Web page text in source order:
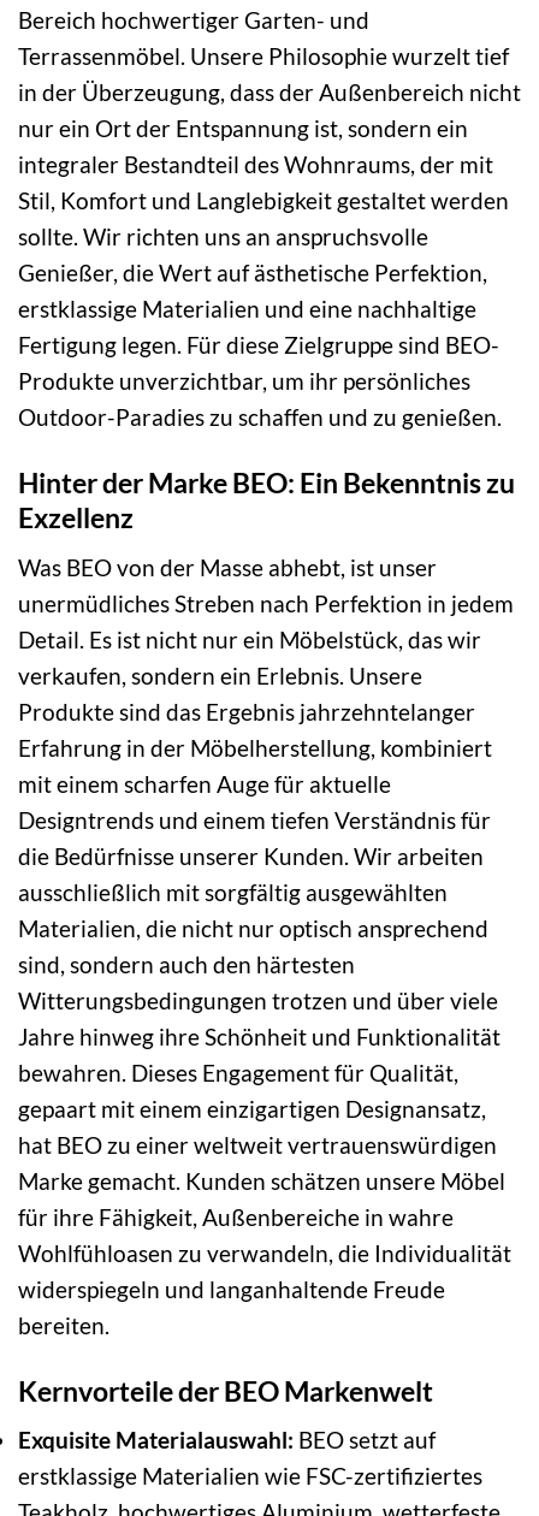
Bereich hochwertiger Garten- und
Terrassenmöbel. Unsere Philosophie wurzelt tief
in der Überzeugung, dass der Außenbereich nicht
nur ein Ort der Entspannung ist, sondern ein
integraler Bestandteil des Wohnraums, der mit
Stil, Komfort und Langlebigkeit gestaltet werden
sollte. Wir richten uns an anspruchsvolle
Genießer, die Wert auf ästhetische Perfektion,
erstklassige Materialien und eine nachhaltige
Fertigung legen. Für diese Zielgruppe sind BEO-
Produkte unverzichtbar, um ihr persönliches
Outdoor-Paradies zu schaffen und zu genießen.
Hinter der Marke BEO: Ein Bekenntnis zu
Exzellenz
Was BEO von der Masse abhebt, ist unser
unermüdliches Streben nach Perfektion in jedem
Detail. Es ist nicht nur ein Möbelstück, das wir
verkaufen, sondern ein Erlebnis. Unsere
Produkte sind das Ergebnis jahrzehntelanger
Erfahrung in der Möbelherstellung, kombiniert
mit einem scharfen Auge für aktuelle
Designtrends und einem tiefen Verständnis für
die Bedürfnisse unserer Kunden. Wir arbeiten
ausschließlich mit sorgfältig ausgewählten
Materialien, die nicht nur optisch ansprechend
sind, sondern auch den härtesten
Witterungsbedingungen trotzen und über viele
Jahre hinweg ihre Schönheit und Funktionalität
bewahren. Dieses Engagement für Qualität,
gepaart mit einem einzigartigen Designansatz,
hat BEO zu einer weltweit vertrauenswürdigen
Marke gemacht. Kunden schätzen unsere Möbel
für ihre Fähigkeit, Außenbereiche in wahre
Wohlfühloasen zu verwandeln, die Individualität
widerspiegeln und langanhaltende Freude
bereiten.
Kernvorteile der BEO Markenwelt
Exquisite Materialauswahl: BEO setzt auf
erstklassige Materialien wie FSC-zertifiziertes